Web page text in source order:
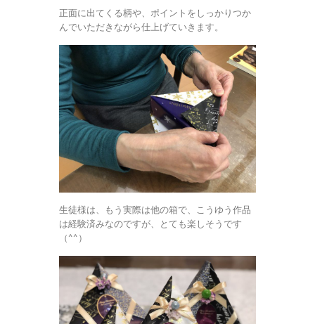
正面に出てくる柄や、ポイントをしっかりつか
んでいただきながら仕上げていきます。
生徒様は、もう実際は他の箱で、こうゆう作品
は経験済みなのですが、とても楽しそうです
（^^）